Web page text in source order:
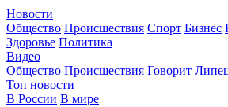
Новости
Общество Происшествия Спорт Бизнес
Здоровье Политика
Видео
Общество Происшествия Говорит
Топ новости
В России В мире